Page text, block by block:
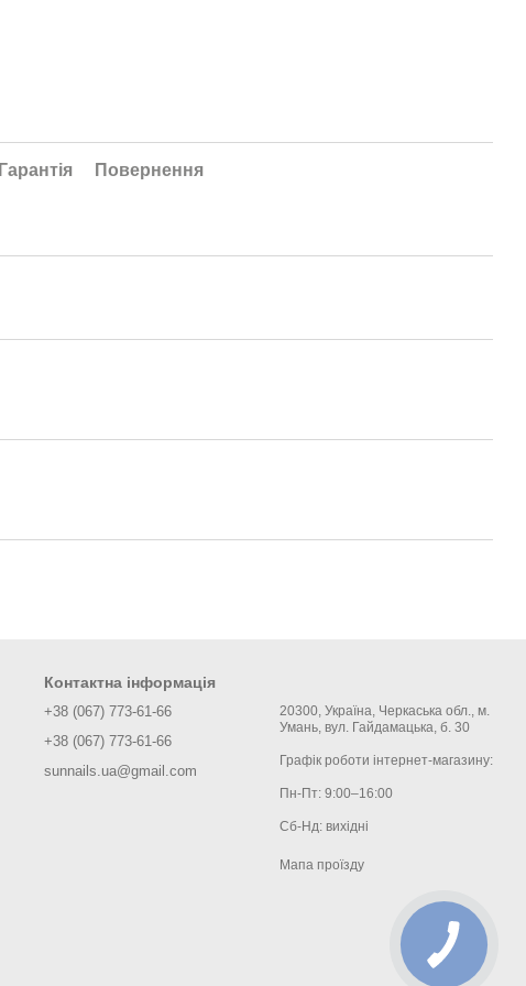
Гарантія Повернення
Контактна інформація
+38 (067) 773-61-66
+38 (067) 773-61-66
sunnails.ua@gmail.com
20300, Україна, Черкаська обл., м.
Умань, вул. Гайдамацька, б. 30
Графік роботи інтернет-магазину:
Пн-Пт: 9:00–16:00
Сб-Нд: вихідні
Мапа проїзду